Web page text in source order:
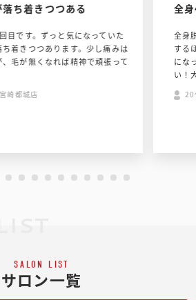
ち着きつつある
目です。ずっと気になっていた
着きつつあります。少し痛みは
、毛が無くなれば精神で頑張って
崎都城店
全
全身
する
にな
い！
SALON LIST
サロン一覧